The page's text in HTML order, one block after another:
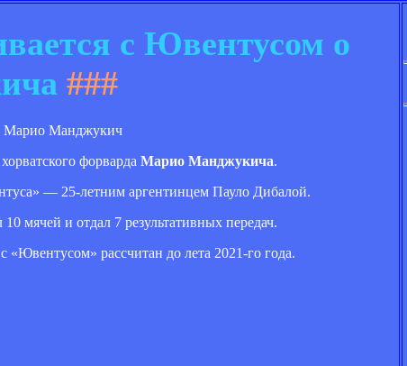
с Ювентусом о
###
Манджукич
форварда Марио Манджукича.
— 25-летним аргентинцем Пауло Дибалой.
мячей и отдал 7 результативных передач.
рассчитан до лета 2021-го года.